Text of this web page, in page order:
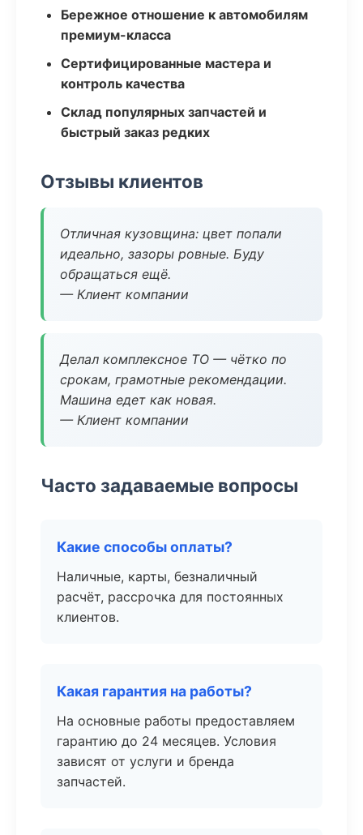
Бережное отношение к автомобилям
премиум-класса
Сертифицированные мастера и
контроль качества
Склад популярных запчастей и
быстрый заказ редких
Отзывы клиентов
Отличная кузовщина: цвет попали
идеально, зазоры ровные. Буду
обращаться ещё.
— Клиент компании
Делал комплексное ТО — чётко по
срокам, грамотные рекомендации.
Машина едет как новая.
— Клиент компании
Часто задаваемые вопросы
Какие способы оплаты?
Наличные, карты, безналичный
расчёт, рассрочка для постоянных
клиентов.
Какая гарантия на работы?
На основные работы предоставляем
гарантию до 24 месяцев. Условия
зависят от услуги и бренда
запчастей.